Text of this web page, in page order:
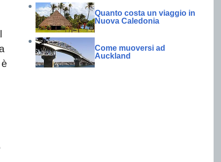
Quanto costa un viaggio in
Nuova Caledonia
Come muoversi ad
Auckland